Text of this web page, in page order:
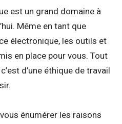
est un grand domaine à
Même en tant que
électronique, les outils et
en place pour vous. Tout
d’une éthique de travail
énumérer les raisons